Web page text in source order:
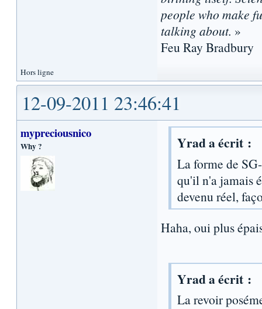
people who make
talking about. »
Feu Ray Bradbury
Hors ligne
12-09-2011 23:46:41
mypreciousnico
Why ? Yrad a écrit :
La forme de
qu'il n'a jamais
devenu réel,
Haha, oui plus
Yrad a écrit :
La revoir